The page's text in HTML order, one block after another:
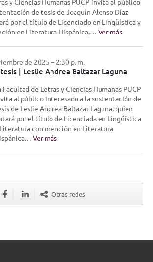
y Ciencias Humanas PUCP invita al público
de tesis de Joaquín Alonso Díaz
por el título de Licenciado en Lingüística y
en Literatura Hispánica,… Ver más
de 2025 – 2:30 p. m.
| Leslie Andrea Baltazar Laguna
Facultad de Letras y Ciencias Humanas PUCP
al público interesado a la sustentación de
de Leslie Andrea Baltazar Laguna, quien
por el título de Licenciada en Lingüística
con mención en Literatura
Ver más
Otras redes